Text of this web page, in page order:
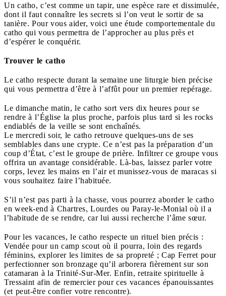
Un catho, c’est comme un tapir, une espèce rare et dissimulée,
dont il faut connaître les secrets si l’on veut le sortir de sa
tanière. Pour vous aider, voici une étude comportementale du
catho qui vous permettra de l’approcher au plus près et
d’espérer le conquérir.
Trouver le catho
Le catho respecte durant la semaine une liturgie bien précise
qui vous permettra d’être à l’affût pour un premier repérage.
Le dimanche matin, le catho sort vers dix heures pour se
rendre à l’Église la plus proche, parfois plus tard si les rocks
endiablés de la veille se sont enchaînés.
Le mercredi soir, le catho retrouve quelques-uns de ses
semblables dans une crypte. Ce n’est pas la préparation d’un
coup d’État, c’est le groupe de prière. Infiltrer ce groupe vous
offrira un avantage considérable. Là-bas, laissez parler votre
corps, levez les mains en l’air et munissez-vous de maracas si
vous souhaitez faire l’habituée.
S’il n’est pas parti à la chasse, vous pourrez aborder le catho
en week-end à Chartres, Lourdes ou Paray-le-Monial où il a
l’habitude de se rendre, car lui aussi recherche l’âme sœur.
Pour les vacances, le catho respecte un rituel bien précis :
Vendée pour un camp scout où il pourra, loin des regards
féminins, explorer les limites de sa propreté ; Cap Ferret pour
perfectionner son bronzage qu’il arborera fièrement sur son
catamaran à la Trinité-Sur-Mer. Enfin, retraite spirituelle à
Tressaint afin de remercier pour ces vacances épanouissantes
(et peut-être confier votre rencontre).